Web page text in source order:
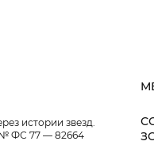
истории звезд.
ФС 77 — 82664